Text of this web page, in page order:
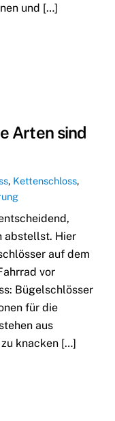
und […]
Arten sind
, Kettenschloss,
abstellst. Hier
auf dem
vor
Bügelschlösser
für die
aus
knacken […]